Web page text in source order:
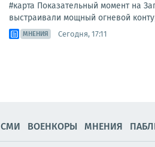
#карта Показательный момент на
выстраивали мощный огневой
МНЕНИЯ Сегодня, 17:11
СМИ ВОЕНКОРЫ МНЕНИЯ